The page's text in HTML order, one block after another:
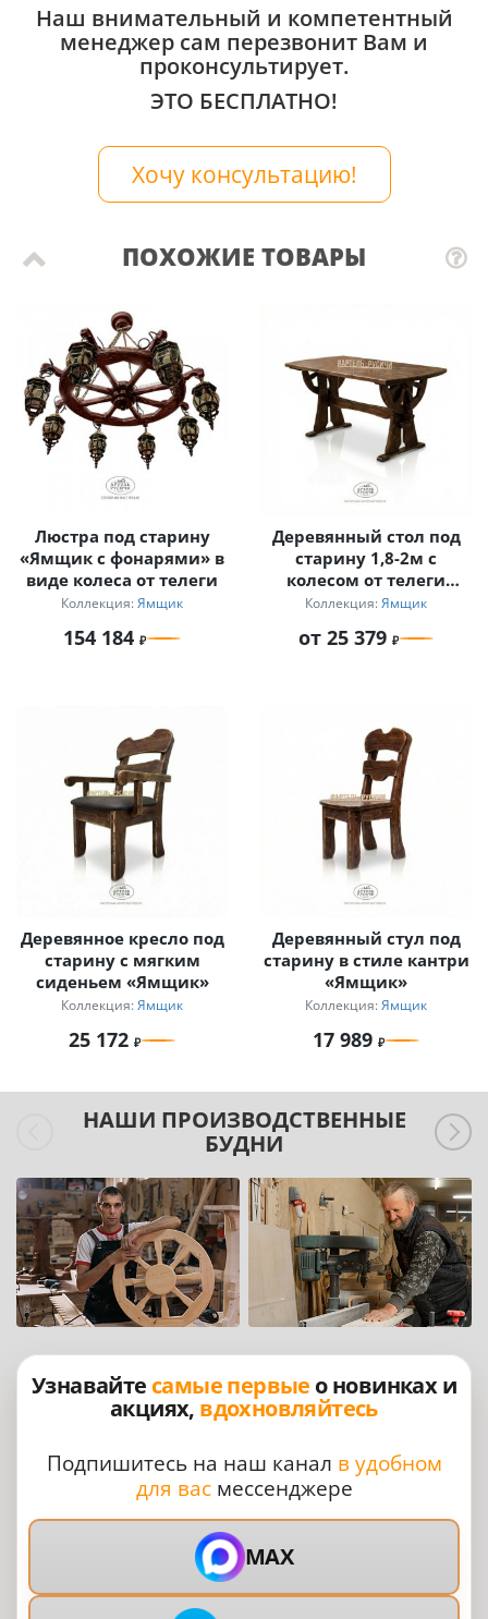
Наш внимательный и компетентный
менеджер сам перезвонит Вам и
проконсультирует.
ЭТО БЕСПЛАТНО!
Хочу консультацию!
ПОХОЖИЕ ТОВАРЫ
Люстра под старину
«Ямщик с фонарями» в
виде колеса от телеги
Коллекция: Ямщик
154 184
Деревянный стол под
старину 1,8-2м с
колесом от телеги
«Ямщик»
Коллекция: Ямщик
от 25 379
Деревянное кресло под
старину с мягким
сиденьем «Ямщик»
Коллекция: Ямщик
25 172
Деревянный стул под
старину в стиле кантри
«Ямщик»
Коллекция: Ямщик
17 989
НАШИ ПРОИЗВОДСТВЕННЫЕ
БУДНИ
Узнавайте самые первые о новинках и
акциях, вдохновляйтесь
Подпишитесь на наш канал в удобном
для васмессенджере
MAX